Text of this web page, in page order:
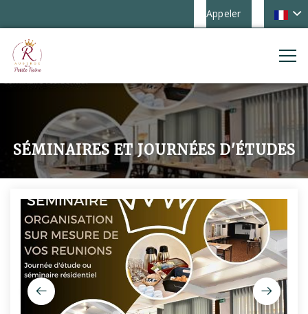
Appeler
SÉMINAIRES ET JOURNÉES D'ÉTUDES